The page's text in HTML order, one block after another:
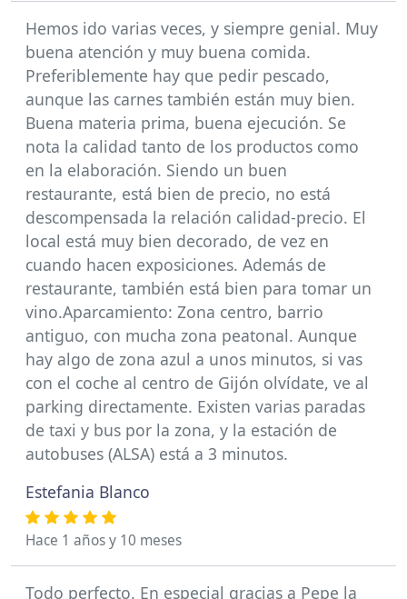
Hemos ido varias veces, y siempre genial. Muy
buena atención y muy buena comida.
Preferiblemente hay que pedir pescado,
aunque las carnes también están muy bien.
Buena materia prima, buena ejecución. Se
nota la calidad tanto de los productos como
en la elaboración. Siendo un buen
restaurante, está bien de precio, no está
descompensada la relación calidad-precio. El
local está muy bien decorado, de vez en
cuando hacen exposiciones. Además de
restaurante, también está bien para tomar un
vino.Aparcamiento: Zona centro, barrio
antiguo, con mucha zona peatonal. Aunque
hay algo de zona azul a unos minutos, si vas
con el coche al centro de Gijón olvídate, ve al
parking directamente. Existen varias paradas
de taxi y bus por la zona, y la estación de
autobuses (ALSA) está a 3 minutos.
Estefania Blanco
Hace 1 años y 10 meses
Todo perfecto. En especial gracias a Pepe la